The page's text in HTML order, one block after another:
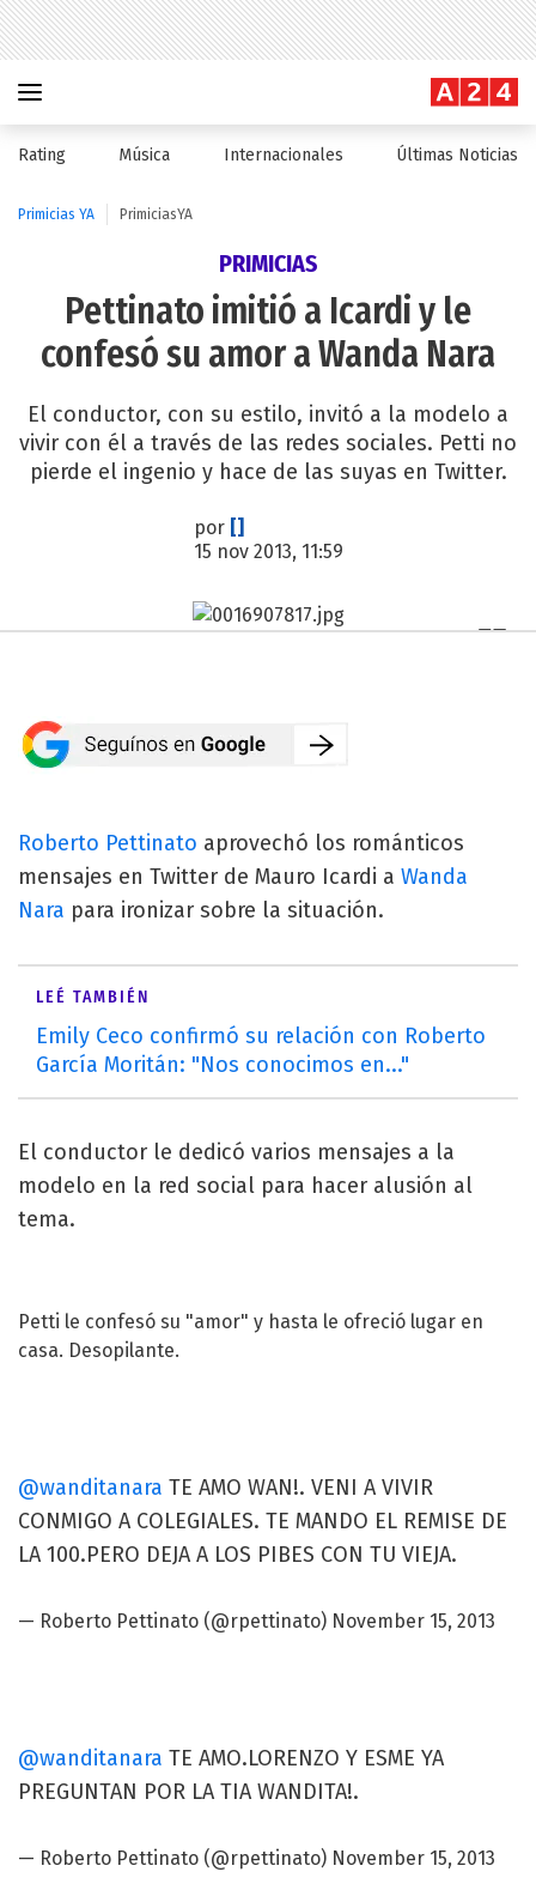
Rating Música Internacionales Últimas Noticias
Primicias YA PrimiciasYA
PRIMICIAS
Pettinato imitió a Icardi y le
confesó su amor a Wanda Nara
El conductor, con su estilo, invitó a la modelo a
vivir con él a través de las redes sociales. Petti no
pierde el ingenio y hace de las suyas en Twitter.
por []
15 nov 2013, 11:59
Roberto Pettinato aprovechó los románticos
mensajes en Twitter de Mauro Icardi a Wanda
Nara para ironizar sobre la situación.
LEÉ TAMBIÉN
Emily Ceco confirmó su relación con Roberto
García Moritán: "Nos conocimos en..."
El conductor le dedicó varios mensajes a la
modelo en la red social para hacer alusión al
tema.
Petti le confesó su "amor" y hasta le ofreció lugar en
casa. Desopilante.
@wanditanara TE AMO WAN!. VENI A VIVIR
CONMIGO A COLEGIALES. TE MANDO EL REMISE DE
LA 100.PERO DEJA A LOS PIBES CON TU VIEJA.
— Roberto Pettinato (@rpettinato) November 15, 2013
@wanditanara TE AMO.LORENZO Y ESME YA
PREGUNTAN POR LA TIA WANDITA!.
— Roberto Pettinato (@rpettinato) November 15, 2013